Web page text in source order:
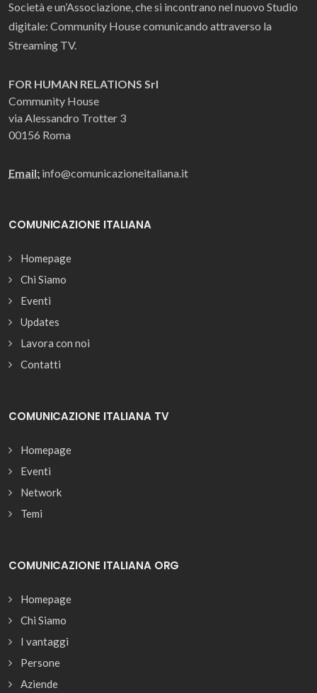
Società e un’Associazione, che si incontrano nel nuovo Studio
digitale: Community House comunicando attraverso la
Streaming TV.
FOR HUMAN RELATIONS Srl
Community House
via Alessandro Trotter 3
00156 Roma
Email: info@comunicazioneitaliana.it
COMUNICAZIONE ITALIANA
Homepage
Chi Siamo
Eventi
Updates
Lavora con noi
Contatti
COMUNICAZIONE ITALIANA TV
Homepage
Eventi
Network
Temi
COMUNICAZIONE ITALIANA ORG
Homepage
Chi Siamo
I vantaggi
Persone
Aziende